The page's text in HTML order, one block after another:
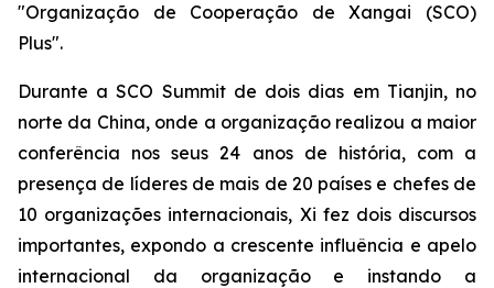
"Organização de Cooperação de Xangai (SCO)
Plus".
Durante a SCO Summit de dois dias em Tianjin, no
norte da China, onde a organização realizou a maior
conferência nos seus 24 anos de história, com a
presença de líderes de mais de 20 países e chefes de
10 organizações internacionais, Xi fez dois discursos
importantes, expondo a crescente influência e apelo
internacional da organização e instando a